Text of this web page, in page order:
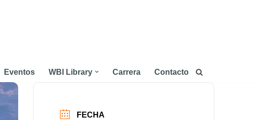
Eventos WBI Library Carrera Contacto
FECHA